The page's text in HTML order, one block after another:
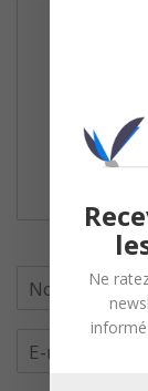
Ne